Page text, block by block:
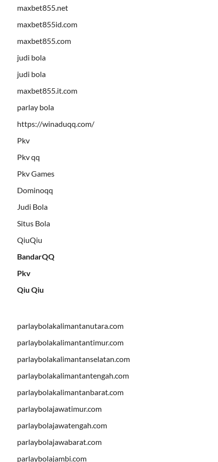
maxbet855.net
maxbet855id.com
maxbet855.com
judi bola
judi bola
maxbet855.it.com
parlay bola
https://winaduqq.com/
Pkv
Pkv qq
Pkv Games
Dominoqq
Judi Bola
Situs Bola
QiuQiu
BandarQQ
Pkv
Qiu Qiu
parlaybolakalimantanutara.com
parlaybolakalimantantimur.com
parlaybolakalimantanselatan.com
parlaybolakalimantantengah.com
parlaybolakalimantanbarat.com
parlaybolajawatimur.com
parlaybolajawatengah.com
parlaybolajawabarat.com
parlaybolajambi.com